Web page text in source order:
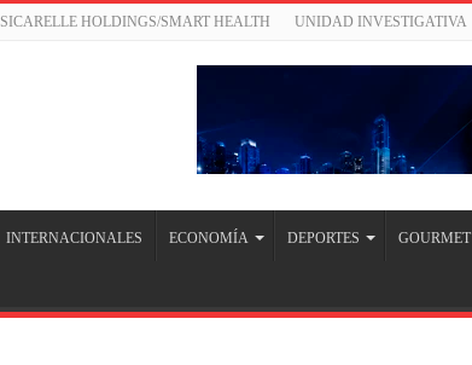
SICARELLE HOLDINGS/SMART HEALTH UNIDAD INVESTIGATIVA
INTERNACIONALES ECONOMÍA DEPORTES GOURMET